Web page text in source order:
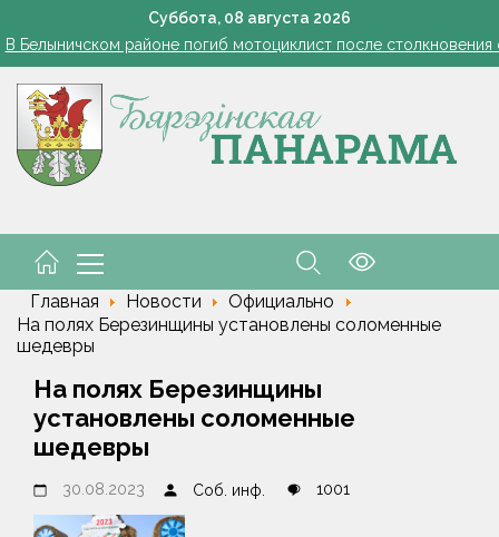
Суббота, 08 августа 2026
Белоруска Орел завоевала серебро чемпионата Европы по
В Белыничском районе погиб мотоциклист после
Есть комбайнеры-тысячники в «Здравушка-Агро»
101 год — целая эпоха!
Белоруска Орел завоевала серебро чемпионата Европы по
Главная Новости
Официально
На полях Березинщины установлены соломенные
шедевры
На полях Березинщины
установлены соломенные
шедевры
30.08.2023 Соб. инф. 1001